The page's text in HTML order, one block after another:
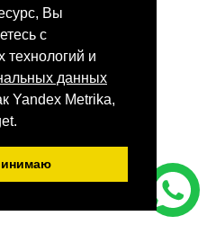
Вы
с
технологий и
данных
Yandex Metrika,
iOS
App Store
на основании ст.152.1.